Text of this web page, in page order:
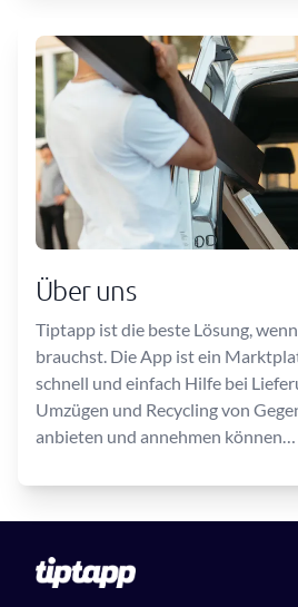
Über uns
Tiptapp ist die beste Lösung,
brauchst. Die App ist ein
schnell und einfach Hilfe bei
Umzügen und Recycling von
anbieten und annehmen können…